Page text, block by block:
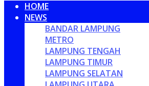
HOME
NEWS
BANDAR LAMPUNG
METRO
LAMPUNG TENGAH
LAMPUNG TIMUR
LAMPUNG SELATAN